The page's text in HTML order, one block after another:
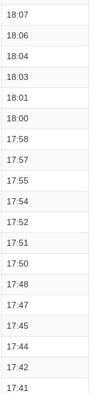
18:07
18:06
18:04
18:03
18:01
18:00
17:58
17:57
17:55
17:54
17:52
17:51
17:50
17:48
17:47
17:45
17:44
17:42
17:41